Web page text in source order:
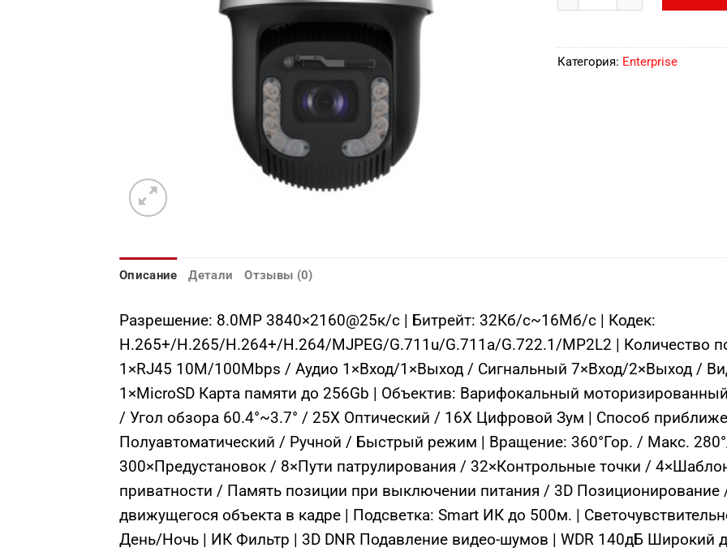
Категория: Enterprise
Описание Детали Отзывы (0)
Разрешение: 8.0МР 3840×2160@25к/с | Битрейт: 32Кб/с~16Мб/с | Кодек:
H.265+/H.265/H.264+/H.264/MJPEG/G.711u/G.711a/G.722.1/MP2L2 | Количество
1×RJ45 10M/100Mbps / Аудио 1×Вход/1×Выход / Сигнальный 7×Вход/2×Выход /
1×MicroSD Карта памяти до 256Gb | Объектив: Варифокальный
/ Угол обзора 60.4°~3.7° / 25X Оптический / 16X Цифровой Зум | Способ
Полуавтоматический / Ручной / Быстрый режим | Вращение: 360°Гор. / Макс.
300×Предустановок / 8×Пути патрулирования / 32×Контрольные точки /
приватности / Память позиции при выключении питания / 3D Позиционирование
движущегося объекта в кадре | Подсветка: Smart ИК до 500м. |
День/Ночь | ИК Фильтр | 3D DNR Подавление видео-шумов | WDR 140дБ Широкий